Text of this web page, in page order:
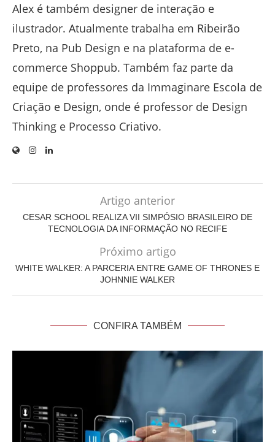
Alex é também designer de interação e
ilustrador. Atualmente trabalha em Ribeirão
Preto, na Pub Design e na plataforma de e-
commerce Shoppub. Também faz parte da
equipe de professores da Immaginare Escola de
Criação e Design, onde é professor de Design
Thinking e Processo Criativo.
Artigo anterior
CESAR SCHOOL REALIZA VII SIMPÓSIO BRASILEIRO DE
TECNOLOGIA DA INFORMAÇÃO NO RECIFE
Próximo artigo
WHITE WALKER: A PARCERIA ENTRE GAME OF THRONES E
JOHNNIE WALKER
CONFIRA TAMBÉM